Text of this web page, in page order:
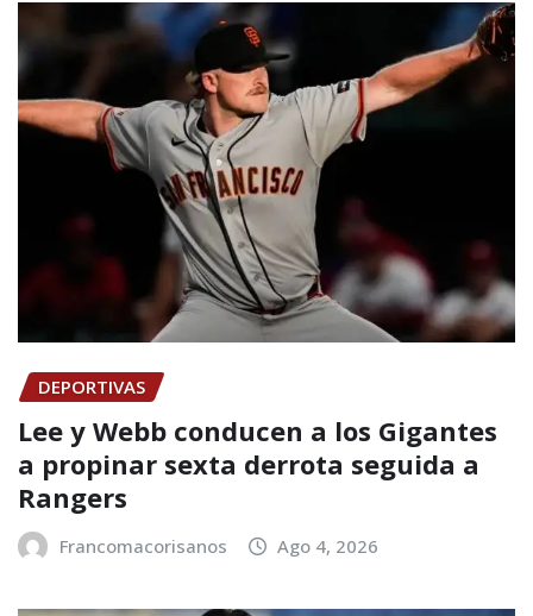
DEPORTIVAS
Lee y Webb conducen a los Gigantes
a propinar sexta derrota seguida a
Rangers
Francomacorisanos Ago 4, 2026